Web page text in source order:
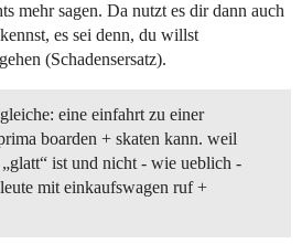
mehr sagen. Da nutzt es dir dann auch
es sei denn, du willst
(Schadensersatz).
eine einfahrt zu einer
boarden + skaten kann. weil
ist und nicht - wie ueblich -
mit einkaufswagen ruf +